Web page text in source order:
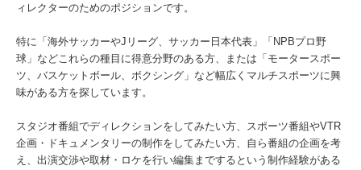
ィレクターのためのポジションです。
特に「海外サッカーやJリーグ、サッカー日本代表」「NPBプロ野
球」などこれらの種目に得意分野のある方、または「モータースポー
ツ、バスケットボール、ボクシング」など幅広くマルチスポーツに興
味がある方を探しています。
スタジオ番組でディレクションをしてみたい方、スポーツ番組やVTR
企画・ドキュメンタリーの制作をしてみたい方、自ら番組の企画を考
え、出演交渉や取材・ロケを行い編集までするという制作経験がある